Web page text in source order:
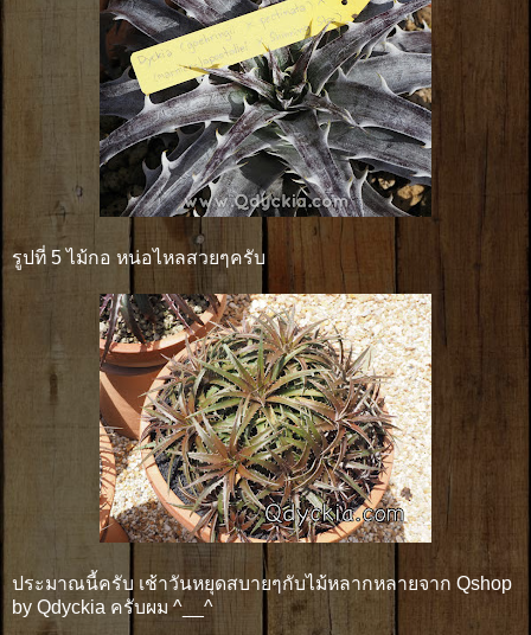
รูปที่ 5 ไม้กอ หน่อไหลสวยๆครับ
ประมาณนี้ครับ เช้าวันหยุดสบายๆกับไม้หลากหลายจาก Qshop
by Qdyckia ครับผม ^__^